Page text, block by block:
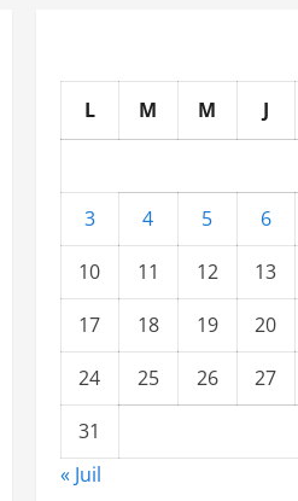
L M M J
3
4 5 6
10
11 12 13
17
18 19 20
24
25 26 27
31
« Juil